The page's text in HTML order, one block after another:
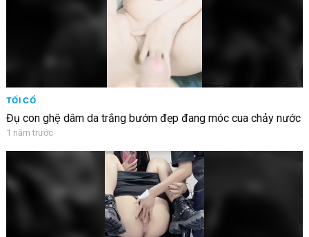
TỐI CỔ
Đụ con ghệ dâm da trắng bướm đẹp đang móc cua chảy nước
1 năm trước